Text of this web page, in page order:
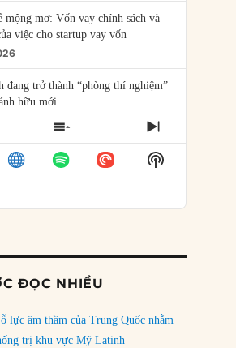
thượng đỉnh Sochi”
mộng mơ: Vốn vay chính sách và
việc cho startup vay vốn
đang trở thành “phòng thí nghiệm”
hữu mới
Quốc phủ nhận cuộc gặp với
Nhật Bản?
thất bại: Các quỹ đầu tư mạo
SHOW
EPISODES
LIST
NEXT
EPISODE
Show
Podcast
ĐỌC NHIỀU
lực âm thầm của Trung Quốc nhằm
trị khu vực Mỹ Latinh